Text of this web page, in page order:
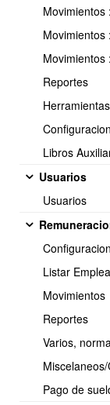
Movimientos
Movimientos
Movimientos
Reportes
Herramientas
Configuracion
Libros
Usuarios
Usuarios
Configuracion
Listar
Movimientos
Reportes
Varios,
Pago de
Crear
Enviar
Para utilizar este
email, crear una
destinatarios y
se originarán los
1.- Creando
Para crear
Menú principal >